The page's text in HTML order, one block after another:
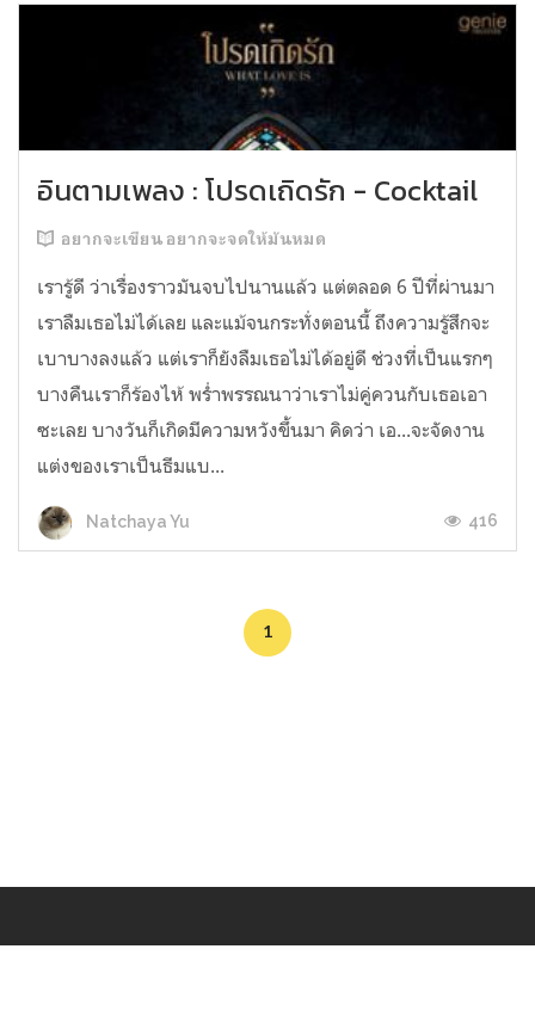
อินตามเพลง : โปรดเถิดรัก - Cocktail
อยากจะเขียน อยากจะจดให้มันหมด
เรารู้ดี ว่าเรื่องราวมันจบไปนานแล้ว แต่ตลอด 6 ปีที่ผ่านมา
เราลืมเธอไม่ได้เลย และแม้จนกระทั่งตอนนี้ ถึงความรู้สึกจะ
เบาบางลงแล้ว แต่เราก็ยังลืมเธอไม่ได้อยู่ดี ช่วงที่เป็นแรกๆ
บางคืนเราก็ร้องไห้ พร่ำพรรณนาว่าเราไม่คู่ควนกับเธอเอา
ซะเลย บางวันก็เกิดมีความหวังขึ้นมา คิดว่า เอ...จะจัดงาน
แต่งของเราเป็นธีมแบ...
Natchaya Yu 416
1